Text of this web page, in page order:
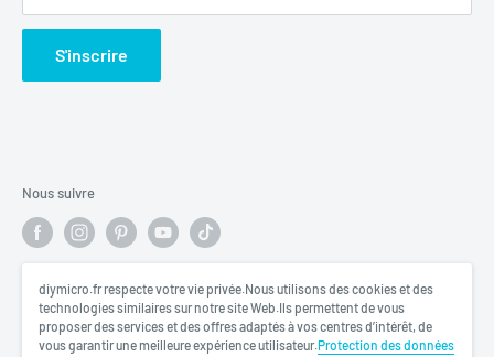
S'inscrire
Nous suivre
Nous acceptons
diymicro.fr respecte votre vie privée.Nous utilisons des cookies et des
technologies similaires sur notre site Web.Ils permettent de vous
proposer des services et des offres adaptés à vos centres d’intérêt, de
vous garantir une meilleure expérience utilisateur.Protection des données